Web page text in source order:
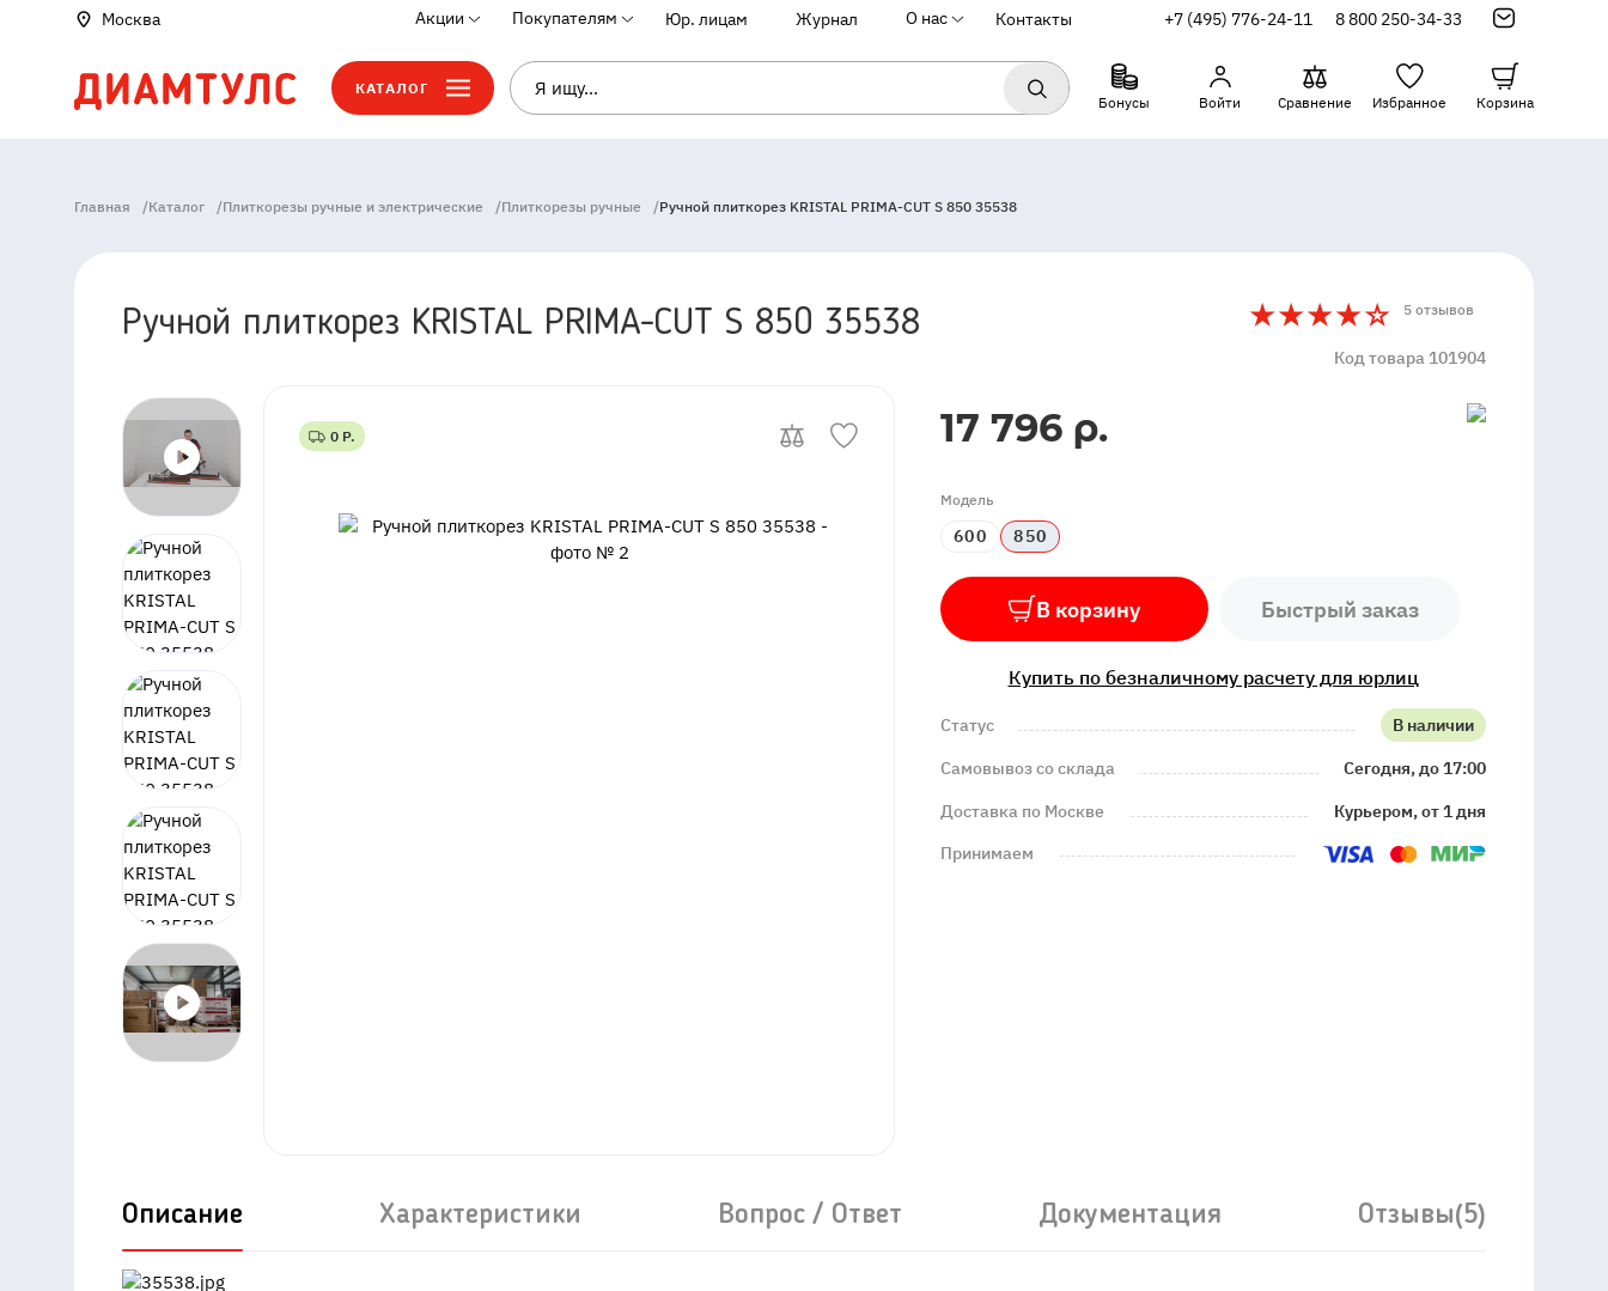
Москва Акции Покупателям Юр. лицам Журнал О нас Контакты +7 (495) 776-24-11 8 800 250-34-33
КАТАЛОГ
Бонусы Войти Сравнение Избранное Корзина
Главная /Каталог /Плиткорезы ручные и электрические /Плиткорезы ручные /Ручной плиткорез KRISTAL PRIMA-CUT S 850 35538
Ручной плиткорез KRISTAL PRIMA-CUT S 850 35538 4
5 5 отзывов
Код товара 101904
0 Р.
Модель
600 850
Купить по безналичному расчету для юрлиц
17 796 р.
В корзину Быстрый заказ
Статус
В наличии
Самовывоз со склада
Сегодня, до 17:00
Доставка по Москве
Курьером, от 1 дня
Принимаем
Описание Характеристики Вопрос / Ответ Документация Отзывы(5)